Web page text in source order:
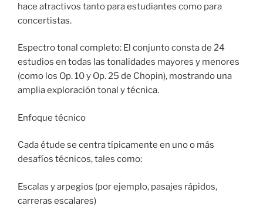
hace atractivos tanto para estudiantes como para
concertistas.
Espectro tonal completo: El conjunto consta de 24
estudios en todas las tonalidades mayores y menores
(como los Op. 10 y Op. 25 de Chopin), mostrando una
amplia exploración tonal y técnica.
Enfoque técnico
Cada étude se centra típicamente en uno o más
desafíos técnicos, tales como:
Escalas y arpegios (por ejemplo, pasajes rápidos,
carreras escalares)